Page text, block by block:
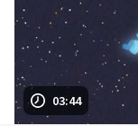
03:44